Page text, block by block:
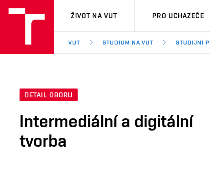
VUT
ŽIVOT NA VUT PRO UCHAZEČE
VUT STUDIUM NA VUT STUDIJNÍ
DETAIL OBORU
Intermediální a digitální
tvorba